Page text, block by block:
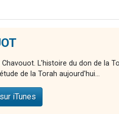
L'histoire du don de la
de la Torah aujourd'hui...
iTunes